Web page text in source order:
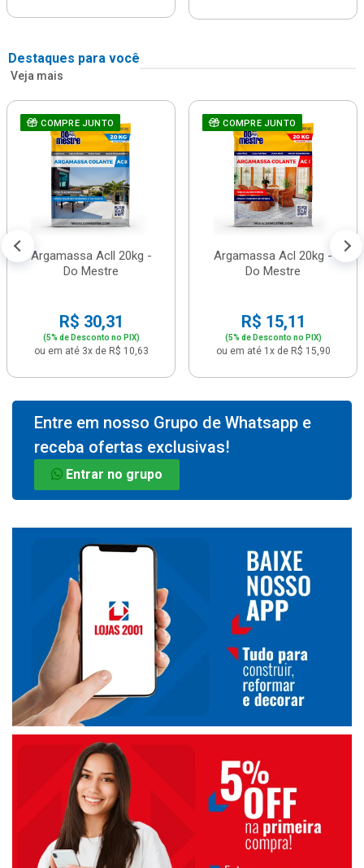
Destaques para você
Veja mais
COMPRE JUNTO
Argamassa Acll 20kg -
Do Mestre
R$ 30,31
(5% de Desconto no PIX)
ou em até 3x de R$ 10,63
COMPRE JUNTO
Argamassa Acl 20kg -
Do Mestre
R$ 15,11
(5% de Desconto no PIX)
ou em até 1x de R$ 15,90
Entre em nosso Grupo de Whatsapp e
receba ofertas exclusivas!
Entrar no grupo